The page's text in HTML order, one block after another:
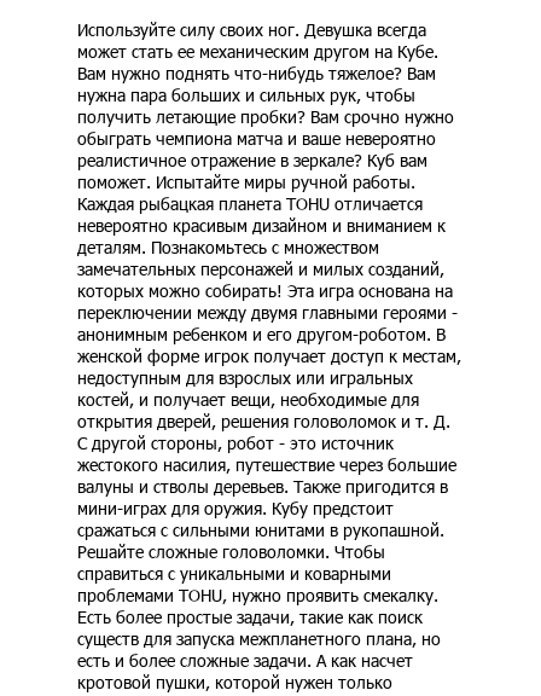
Используйте силу своих ног. Девушка всегда
может стать ее механическим другом на Кубе.
Вам нужно поднять что-нибудь тяжелое? Вам
нужна пара больших и сильных рук, чтобы
получить летающие пробки? Вам срочно нужно
обыграть чемпиона матча и ваше невероятно
реалистичное отражение в зеркале? Куб вам
поможет. Испытайте миры ручной работы.
Каждая рыбацкая планета TOHU отличается
невероятно красивым дизайном и вниманием к
деталям. Познакомьтесь с множеством
замечательных персонажей и милых созданий,
которых можно собирать! Эта игра основана на
переключении между двумя главными героями -
анонимным ребенком и его другом-роботом. В
женской форме игрок получает доступ к местам,
недоступным для взрослых или игральных
костей, и получает вещи, необходимые для
открытия дверей, решения головоломок и т. Д.
С другой стороны, робот - это источник
жестокого насилия, путешествие через большие
валуны и стволы деревьев. Также пригодится в
мини-играх для оружия. Кубу предстоит
сражаться с сильными юнитами в рукопашной.
Решайте сложные головоломки. Чтобы
справиться с уникальными и коварными
проблемами TOHU, нужно проявить смекалку.
Есть более простые задачи, такие как поиск
существ для запуска межпланетного плана, но
есть и более сложные задачи. А как насчет
кротовой пушки, которой нужен только